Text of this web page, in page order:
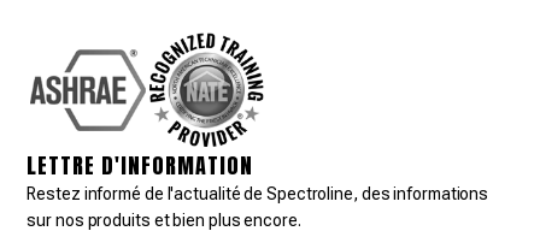
LETTRE D'INFORMATION
Restez informé de l'actualité de Spectroline, des informations
sur nos produits et bien plus encore.